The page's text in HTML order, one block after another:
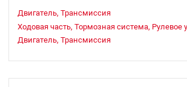
Двигатель, Трансмиссия
Ходовая часть, Тормозная система, Рулевое
Двигатель, Трансмиссия